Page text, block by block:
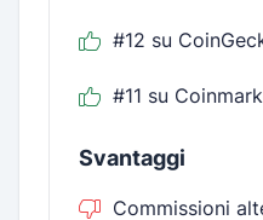
#12 su
#11 su
Svantaggi
Commissioni